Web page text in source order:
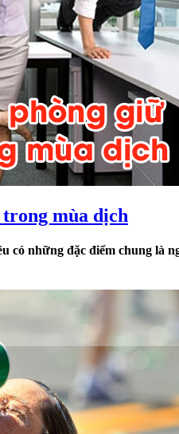
mùa dịch
có những đặc điểm chung